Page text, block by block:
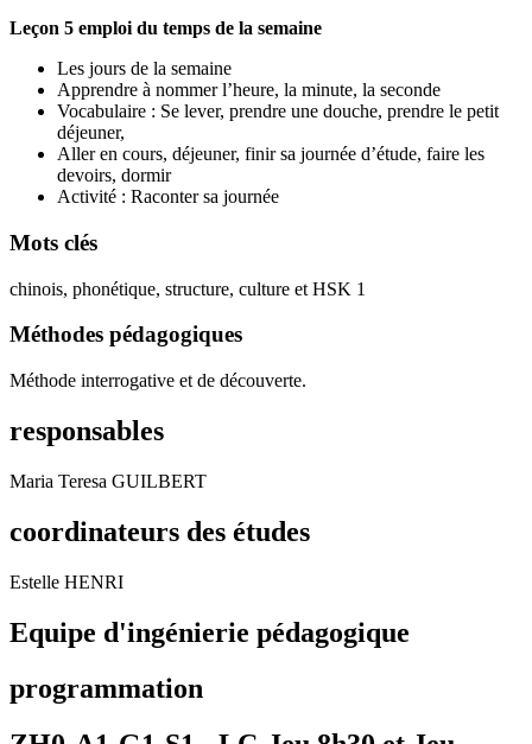
Leçon 5 emploi du temps de la semaine
Les jours de la semaine
Apprendre à nommer l’heure, la minute, la seconde
Vocabulaire : Se lever, prendre une douche, prendre le petit
déjeuner,
Aller en cours, déjeuner, finir sa journée d’étude, faire les
devoirs, dormir
Activité : Raconter sa journée
Mots clés
chinois, phonétique, structure, culture et HSK 1
Méthodes pédagogiques
Méthode interrogative et de découverte.
responsables
Maria Teresa GUILBERT
coordinateurs des études
Estelle HENRI
Equipe d'ingénierie pédagogique
programmation